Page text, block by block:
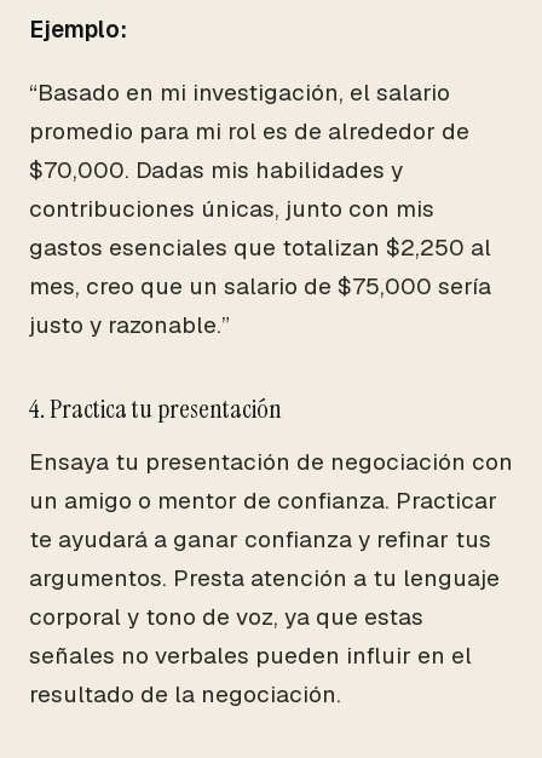
Ejemplo:
“Basado en mi investigación, el salario
promedio para mi rol es de alrededor de
$70,000. Dadas mis habilidades y
contribuciones únicas, junto con mis
gastos esenciales que totalizan $2,250 al
mes, creo que un salario de $75,000 sería
justo y razonable.”
4. Practica tu presentación
Ensaya tu presentación de negociación con
un amigo o mentor de confianza. Practicar
te ayudará a ganar confianza y refinar tus
argumentos. Presta atención a tu lenguaje
corporal y tono de voz, ya que estas
señales no verbales pueden influir en el
resultado de la negociación.